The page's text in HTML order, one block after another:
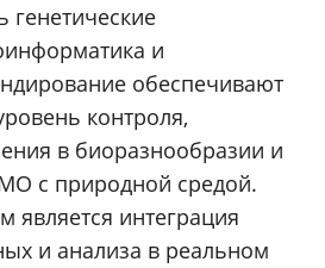
генетические
и
обеспечивают
контроля,
в биоразнообразии и
с природной средой.
интеграция
и анализа в реальном